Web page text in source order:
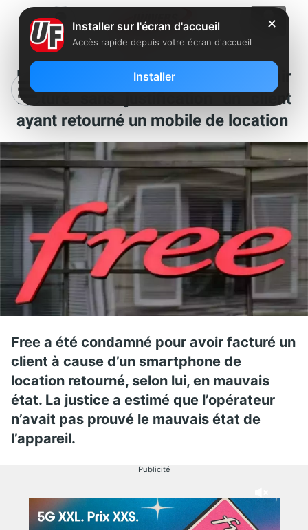
La justice condamne Free pour avoir
facturé sans justification un client
ayant retourné un mobile de location
Free a été condamné pour avoir facturé un
client à cause d’un smartphone de
location retourné, selon lui, en mauvais
état. La justice a estimé que l’opérateur
n’avait pas prouvé le mauvais état de
l’appareil.
Publicité
✕
Installer sur l'écran d'accueil
Accès rapide depuis votre écran d'accueil
Installer